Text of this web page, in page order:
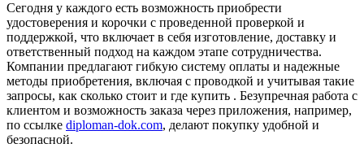
Сегодня у каждого есть возможность приобрести
удостоверения и корочки с проведенной проверкой и
поддержкой, что включает в себя изготовление, доставку и
ответственный подход на каждом этапе сотрудничества.
Компании предлагают гибкую систему оплаты и надежные
методы приобретения, включая с проводкой и учитывая такие
запросы, как сколько стоит и где купить . Безупречная работа с
клиентом и возможность заказа через приложения, например,
по ссылке diploman-dok.com, делают покупку удобной и
безопасной.